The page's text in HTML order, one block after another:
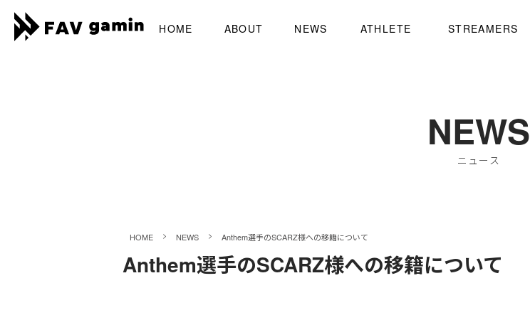
HOME ABOUT NEWS ATHLETE STREAMERS
NEWS
ニュース
HOME > NEWS > Anthem選手のSCARZ様への移籍について
Anthem選手のSCARZ様への移籍について